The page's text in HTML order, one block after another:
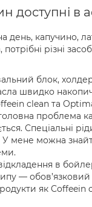
доступні в
день, капучино,
різні
блок,
швидко
clean та
проблема
Спеціальні
У мене можна
в
— обов’язковий
як Coffeein